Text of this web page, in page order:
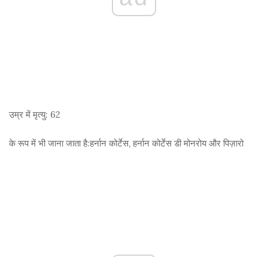
उम्र में मृत्यु: 62
के रूप में भी जाना जाता है:हर्नान कोर्टेस, हर्नान कोर्टेस डी मोनरोय और पिज़ारो